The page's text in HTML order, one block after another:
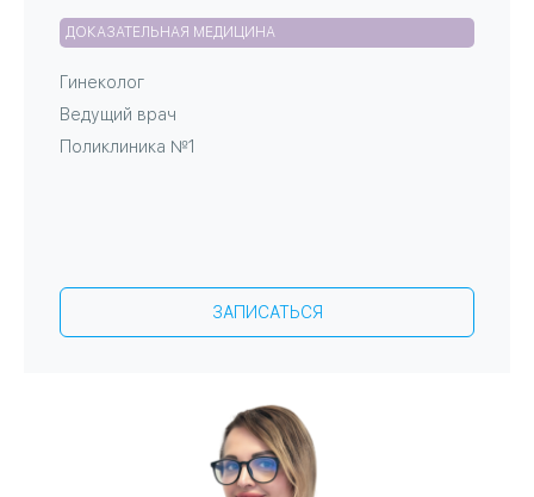
ДОКАЗАТЕЛЬНАЯ МЕДИЦИНА
Гинеколог
Ведущий врач
Поликлиника №1
ЗАПИСАТЬСЯ